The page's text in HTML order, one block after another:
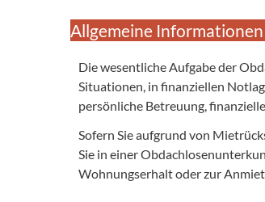
Allgemeine Informationen
Die wesentliche Aufgabe der
Situationen, in finanziellen
persönliche Betreuung,
Sofern Sie aufgrund von
Sie in einer
Wohnungserhalt oder zur